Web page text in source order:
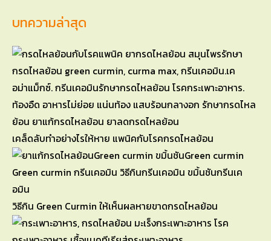
บทความล่าสุด
เคล็ดลับทำอย่างไรให้หาย แพนิคกับโรคกรดไหลย้อน
วิธีกิน Green Curmin ให้เห็นผลหายขาดกรดไหลย้อน